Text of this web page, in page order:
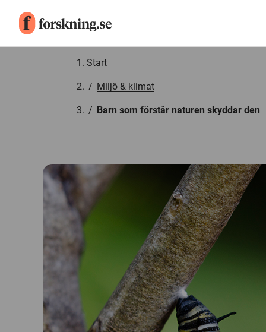
Start
/ Miljö & klimat
/ Barn som förstår naturen skyddar den